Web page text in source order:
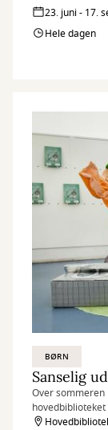
23. juni - 17.
Hele dagen
BØRN
Over
med